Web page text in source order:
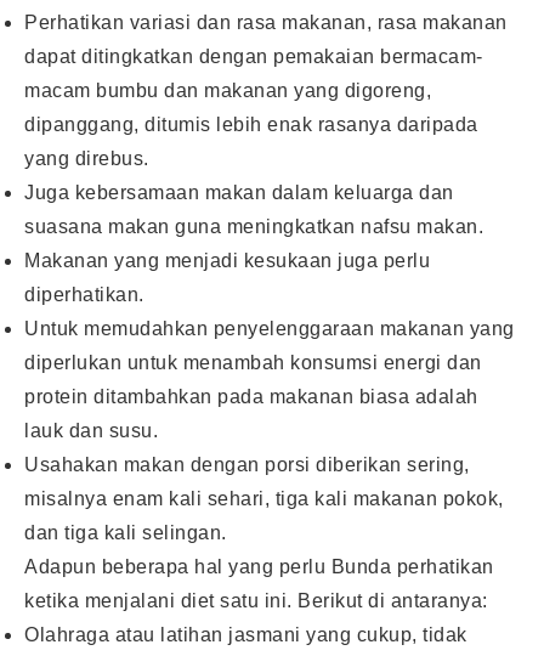
Perhatikan variasi dan rasa makanan, rasa makanan
dapat ditingkatkan dengan pemakaian bermacam-
macam bumbu dan makanan yang digoreng,
dipanggang, ditumis lebih enak rasanya daripada
yang direbus.
Juga kebersamaan makan dalam keluarga dan
suasana makan guna meningkatkan nafsu makan.
Makanan yang menjadi kesukaan juga perlu
diperhatikan.
Untuk memudahkan penyelenggaraan makanan yang
diperlukan untuk menambah konsumsi energi dan
protein ditambahkan pada makanan biasa adalah
lauk dan susu.
Usahakan makan dengan porsi diberikan sering,
misalnya enam kali sehari, tiga kali makanan pokok,
dan tiga kali selingan.
Adapun beberapa hal yang perlu Bunda perhatikan
ketika menjalani diet satu ini. Berikut di antaranya:
Olahraga atau latihan jasmani yang cukup, tidak